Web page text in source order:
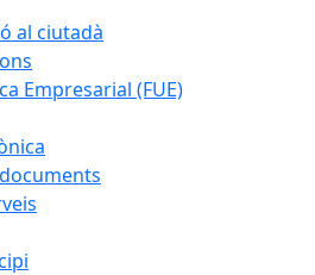
al ciutadà
Empresarial (FUE)